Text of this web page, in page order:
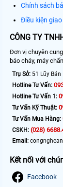
Chính sách
Điều kiện
CÔNG TY
Đơn vị chuyên
báo cháy, máy
Trụ Sở: 51 Lũy Bán
Hotline Tư Vấn:
Hotline Tư Vấn 1:
Tư Vấn Kỹ Thuật:
Tư Vấn Mua Hàng:
CSKH: (028)
Email:
Kết nối với
Facebook